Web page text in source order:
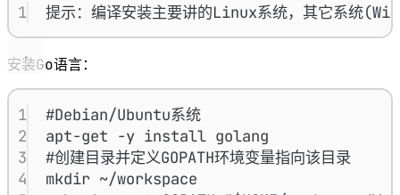
1 提示：编译安装主要讲的Linux系统，其它系统
安装Go语言：
1
#Debian/Ubuntu系统
2
apt-get -y install golang
3
#创建目录并定义GOPATH环境变量指向该目录
4
mkdir ~/workspace